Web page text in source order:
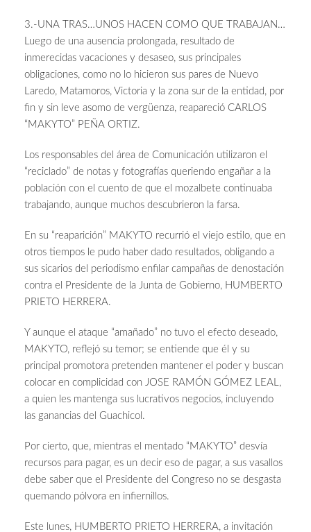
3.-UNA TRAS…UNOS HACEN COMO QUE TRABAJAN…
Luego de una ausencia prolongada, resultado de
inmerecidas vacaciones y desaseo, sus principales
obligaciones, como no lo hicieron sus pares de Nuevo
Laredo, Matamoros, Victoria y la zona sur de la entidad, por
fin y sin leve asomo de vergüenza, reapareció CARLOS
“MAKYTO” PEÑA ORTIZ.
Los responsables del área de Comunicación utilizaron el
“reciclado” de notas y fotografías queriendo engañar a la
población con el cuento de que el mozalbete continuaba
trabajando, aunque muchos descubrieron la farsa.
En su “reaparición” MAKYTO recurrió el viejo estilo, que en
otros tiempos le pudo haber dado resultados, obligando a
sus sicarios del periodismo enfilar campañas de denostación
contra el Presidente de la Junta de Gobierno, HUMBERTO
PRIETO HERRERA.
Y aunque el ataque “amañado” no tuvo el efecto deseado,
MAKYTO, reflejó su temor; se entiende que él y su
principal promotora pretenden mantener el poder y buscan
colocar en complicidad con JOSE RAMÓN GÓMEZ LEAL,
a quien les mantenga sus lucrativos negocios, incluyendo
las ganancias del Guachicol.
Por cierto, que, mientras el mentado “MAKYTO” desvía
recursos para pagar, es un decir eso de pagar, a sus vasallos
debe saber que el Presidente del Congreso no se desgasta
quemando pólvora en infiernillos.
Este lunes, HUMBERTO PRIETO HERRERA, a invitación